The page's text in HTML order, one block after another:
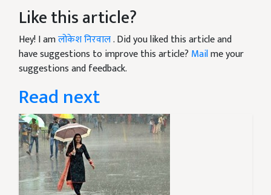
Like this article?
Hey! I amलोकेश निरवाल. Did you liked this article and
have suggestions to improve this article? Mailme your
suggestions and feedback.
Read next